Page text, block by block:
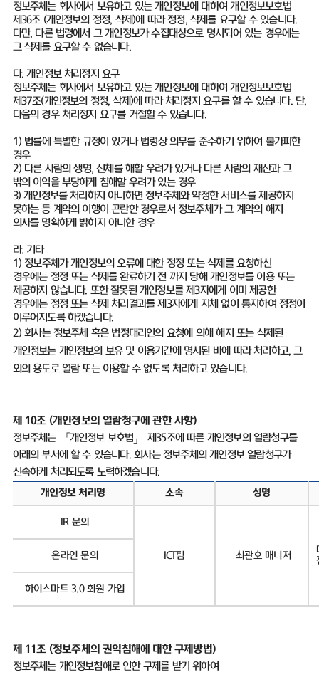
정보주체는 회사에서 보유하고 있는 개인정보에 대하여 개인정보보호법
제36조 (개인정보의 정정, 삭제)에 따라 정정, 삭제를 요구할 수 있습니다.
다만, 다른 법령에서 그 개인정보가 수집대상으로 명시되어 있는 경우에는
그 삭제를 요구할 수 없습니다.
다. 개인정보 처리정지 요구
정보주체는 회사에서 보유하고 있는 개인정보에 대하여 개인정보보호법
제37조(개인정보의 정정, 삭제)에 따라 처리정지 요구를 할 수 있습니다. 단,
다음의 경우 처리정지 요구를 거절할 수 있습니다.
1) 법률에 특별한 규정이 있거나 법령상 의무를 준수하기 위하여 불가피한
경우
2) 다른 사람의 생명, 신체를 해할 우려가 있거나 다른 사람의 재산과 그
밖의 이익을 부당하게 침해할 우려가 있는 경우
3) 개인정보를 처리하지 아니하면 정보주체와 약정한 서비스를 제공하지
못하는 등 계약의 이행이 곤란한 경우로서 정보주체가 그 계약의 해지
의사를 명확하게 밝히지 아니한 경우
라. 기타
1) 정보주체가 개인정보의 오류에 대한 정정 또는 삭제를 요청하신
경우에는 정정 또는 삭제를 완료하기 전 까지 당해 개인정보를 이용 또는
제공하지 않습니다. 또한 잘못된 개인정보를 제3자에게 이미 제공한
경우에는 정정 또는 삭제 처리결과를 제3자에게 지체 없이 통지하여 정정이
이루어지도록 하겠습니다.
2) 회사는 정보주체 혹은 법정대리인의 요청에 의해 해지 또는 삭제된
개인정보는 개인정보의 보유 및 이용기간에 명시된 바에 따라 처리하고, 그
외의 용도로 열람 또는 이용할 수 없도록 처리하고 있습니다.
제 10조 (개인정보의 열람청구에 관한 사항)
정보주체는 「개인정보 보호법」 제 35조에 따른 개인정보의 열람청구를
아래의 부서에 할 수 있습니다.회사는 정보주체의 개인정보 열람청구가
신속하게 처리되도록 노력하겠습니다.
개인정보 처리명 소속 성명
IR 문의
ICT팀 최관호 매니저
온라인 문의
하이스마트3.0회원 가입
제 11 조 (정보주체의 권익침해에 대한 구제방법)
정보주체는 개인정보침해로 인한 구제를 받기 위하여